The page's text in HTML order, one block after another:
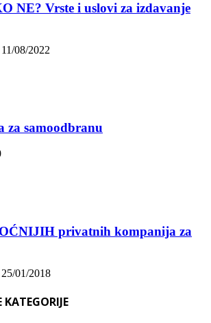
NE? Vrste i uslovi za izdavanje
11/08/2022
za samoodbranu
privatnih kompanija za
25/01/2018